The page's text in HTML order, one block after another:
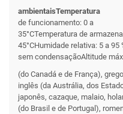
ambientaisTemperatura
de funcionamento: 0 a
35°CTemperatura de
45°CHumidade relativa: 5 a 95
sem condensaçãoAltitude
(do Canadá e de França),
inglês (da Austrália, dos
japonês, cazaque, malaio,
(do Brasil e de Portugal),